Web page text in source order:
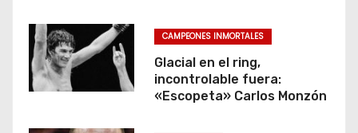
s
CAMPEONES INMORTALES
Glacial en el ring,
incontrolable fuera:
«Escopeta» Carlos Monzón